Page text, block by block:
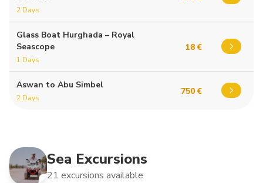
2 Days
Glass Boat Hurghada – Royal
Seascope
1 Days
18 €
Aswan to Abu Simbel
2 Days
750 €
Sea Excursions
21 excursions available